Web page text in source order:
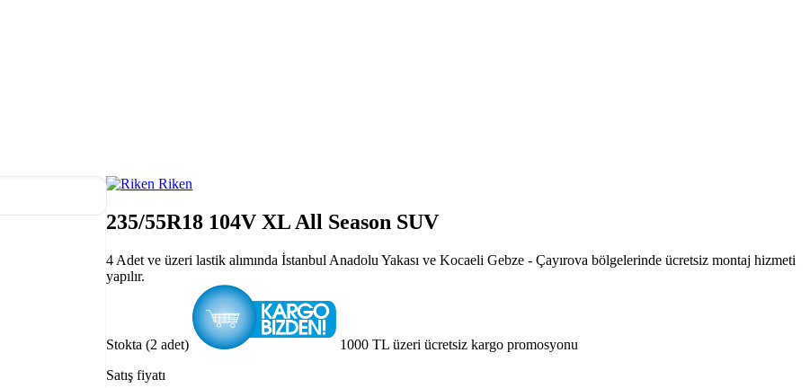
Riken
235/55R18 104V XL All Season SUV
4 Adet ve üzeri lastik alımında İstanbul Anadolu Yakası ve Kocaeli Gebze - Çayırova bölgelerinde ücretsiz montaj hizmeti
yapılır.
Stokta (2 adet)
1000 TL üzeri ücretsiz kargo promosyonu
Satış fiyatı